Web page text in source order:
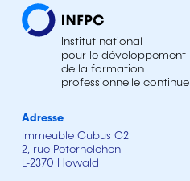
Institut national
pour le développement
de la formation
professionnelle continue
Adresse
Immeuble Cubus C2
2, rue Peternelchen
L-2370 Howald